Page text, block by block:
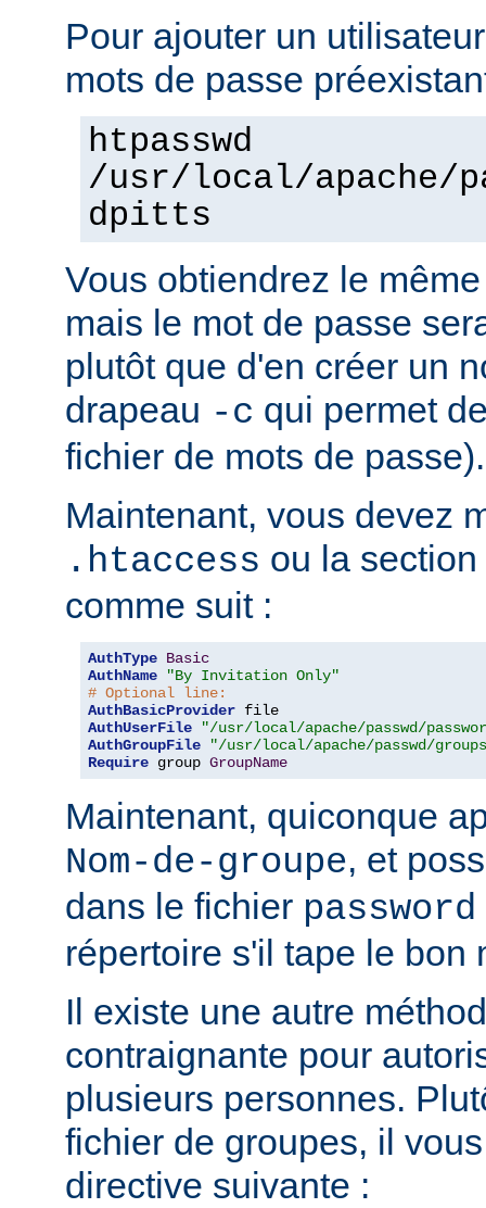
Pour ajouter un
mots de passe
htpasswd
/usr/local/apache/
dpitts
Vous obtiendrez le
mais le mot de passe
plutôt que d'en créer un
drapeau -c qui permet
fichier de mots de
Maintenant, vous devez
.htaccess ou la section
comme suit :
AuthType Basic
AuthName
"By Invitation Only"
# Optional line:
AuthBasicProvider
AuthUserFile
"/usr/local/apache/passwd/
AuthGroupFile
"/usr/local/apache/passwd/
Require group GroupName
Maintenant, quiconque
Nom-de-groupe, et
dans le fichier password
répertoire s'il tape le bon
Il existe une autre
contraignante pour
plusieurs personnes.
fichier de groupes, il
directive suivante :